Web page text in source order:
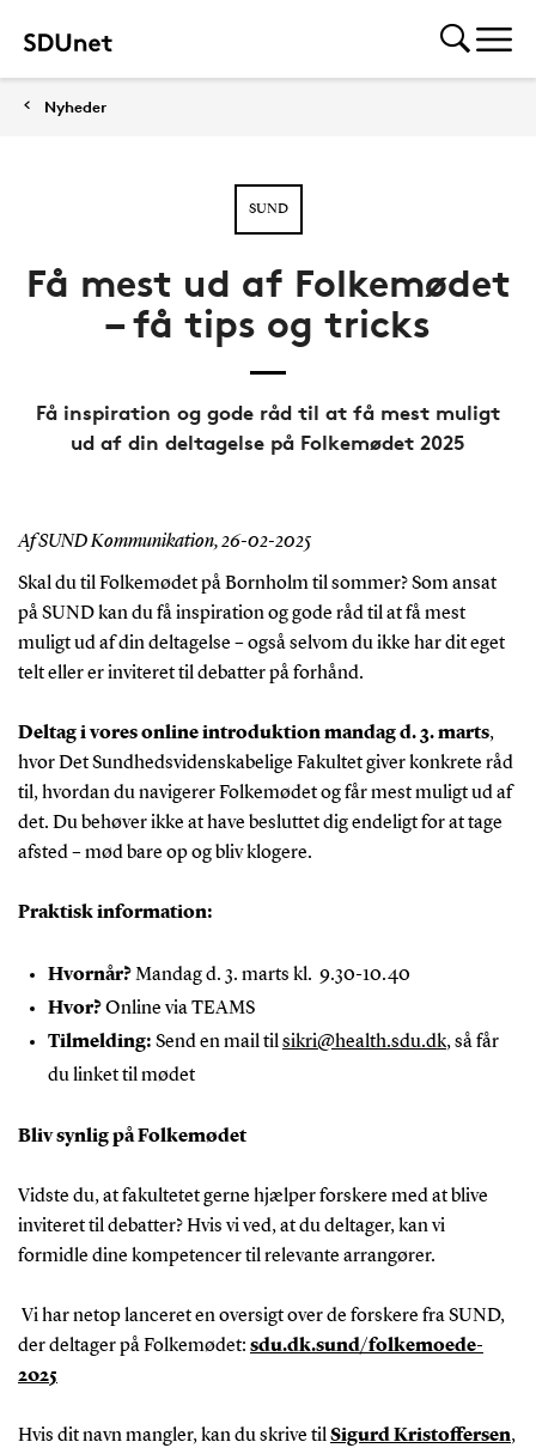
Nyheder
SUND
Få mest ud af Folkemødet
– få tips og tricks
Få inspiration og gode råd til at få mest muligt
ud af din deltagelse på Folkemødet 2025
Af SUND Kommunikation,26-02-2025
Skal du til Folkemødet på Bornholm til sommer? Som ansat
på SUND kan du få inspiration og gode råd til at få mest
muligt ud af din deltagelse – også selvom du ikke har dit eget
telt eller er inviteret til debatter på forhånd.
Deltag i vores online introduktion mandag d. 3. marts,
hvor Det Sundhedsvidenskabelige Fakultet giver konkrete råd
til, hvordan du navigerer Folkemødet og får mest muligt ud af
det. Du behøver ikke at have besluttet dig endeligt for at tage
afsted – mød bare op og bliv klogere.
Praktisk information:
Hvornår?Mandag d. 3. marts kl. 9.30-10.40
Hvor?Online via TEAMS
Tilmelding: Send en mail tilsikri@health.sdu.dk, så får
du linket til mødet
Bliv synlig på Folkemødet
Vidste du, at fakultetet gerne hjælper forskere med at blive
inviteret til debatter? Hvis vi ved, at du deltager, kan vi
formidle dine kompetencer til relevante arrangører.
Vi har netop lanceret en oversigt over de forskere fra SUND,
der deltager på Folkemødet: sdu.dk.sund/folkemoede-
2025
Hvis dit navn mangler, kan du skrive tilSigurd Kristoffersen,